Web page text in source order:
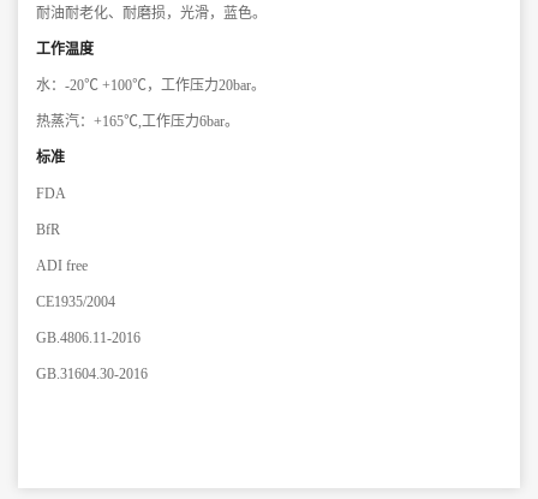
耐油耐老化、耐磨损，光滑，蓝色。
工作温度
水：-20℃ +100℃，工作压力20bar。
热蒸汽：+165℃,工作压力6bar。
标准
FDA
BfR
ADI free
CE1935/2004
GB.4806.11-2016
GB.31604.30-2016